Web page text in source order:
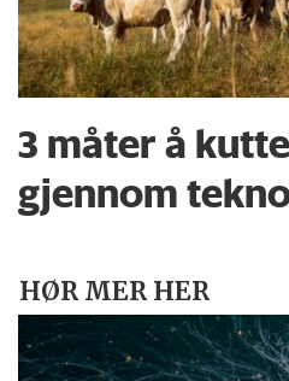
3 måter å
gjennom
HØR MER HER